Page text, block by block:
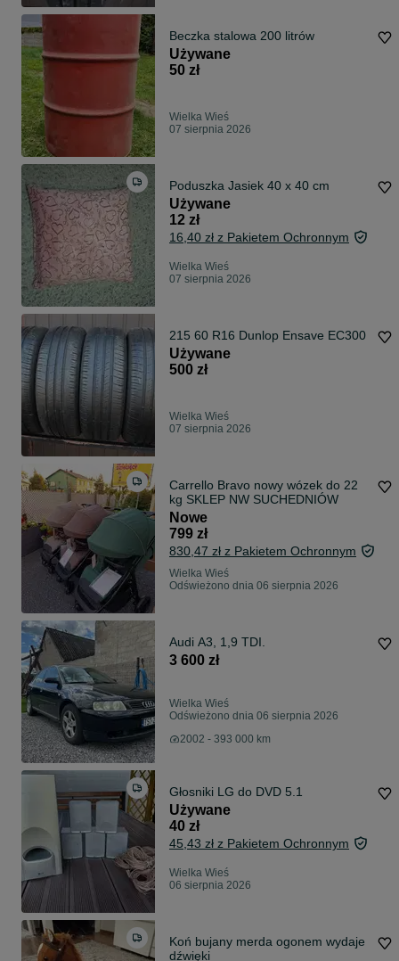
Beczka stalowa 200 litrów
Używane
50 zł
Wielka Wieś
07 sierpnia 2026
Poduszka Jasiek 40 x 40 cm
Używane
12 zł
16,40 zł z Pakietem Ochronnym
Wielka Wieś
07 sierpnia 2026
215 60 R16 Dunlop Ensave EC300
Używane
500 zł
Wielka Wieś
07 sierpnia 2026
Carrello Bravo nowy wózek do 22
kg SKLEP NW SUCHEDNIÓW
Nowe
799 zł
830,47 zł z Pakietem Ochronnym
Wielka Wieś
Odświeżono dnia 06 sierpnia 2026
Audi A3, 1,9 TDI.
3 600 zł
Wielka Wieś
Odświeżono dnia 06 sierpnia 2026
2002 - 393 000 km
Głosniki LG do DVD 5.1
Używane
40 zł
45,43 zł z Pakietem Ochronnym
Wielka Wieś
06 sierpnia 2026
Koń bujany merda ogonem wydaje
dźwięki